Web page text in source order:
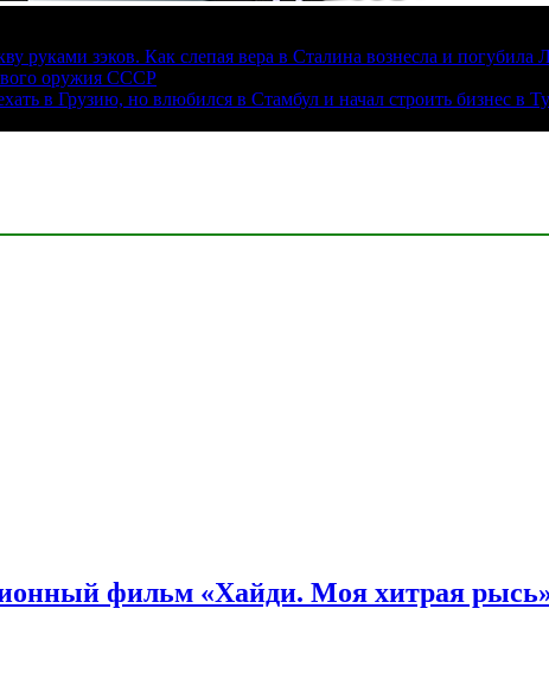
зэков. Как слепая вера в Сталина вознесла и погубила
оружия СССР
в Грузию, но влюбился в Стамбул и начал строить бизнес в
фильм «Хайди. Моя хитрая